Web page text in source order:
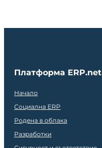
Платформа ERP.net
Начало
Социална ERP
Родена в облака
Разработки